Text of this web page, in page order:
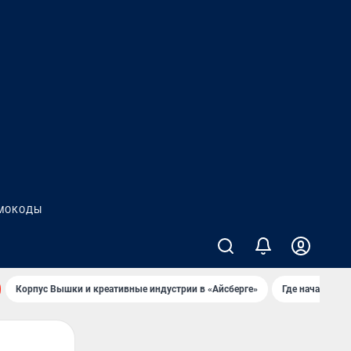
Корпус Вышки и креативные индустрии в «Айсберге» Где начать